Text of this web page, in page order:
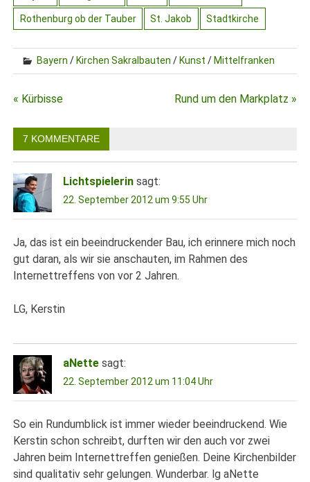
Rothenburg ob der Tauber St. Jakob Stadtkirche
Bayern / Kirchen Sakralbauten / Kunst / Mittelfranken
Beitragsnavigation
« Kürbisse Rund um den Markplatz »
7 KOMMENTARE
Lichtspielerin sagt:
22. September 2012 um 9:55 Uhr
Ja, das ist ein beeindruckender Bau, ich erinnere mich noch
gut daran, als wir sie anschauten, im Rahmen des
Internettreffens von vor 2 Jahren.
LG, Kerstin
aNette sagt:
22. September 2012 um 11:04 Uhr
So ein Rundumblick ist immer wieder beeindruckend. Wie
Kerstin schon schreibt, durften wir den auch vor zwei
Jahren beim Internettreffen genießen. Deine Kirchenbilder
sind qualitativ sehr gelungen. Wunderbar. lg aNette